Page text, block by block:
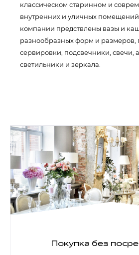
классическом старинном и
внутренних и уличных
компании предствлены вазы и
разнообразных форм и размеров,
сервировки, подсвечники, свечи,
светильники и зеркала.
Покупка без